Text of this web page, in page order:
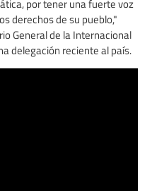
por tener una fuerte voz
derechos de su pueblo,"
General de la Internacional
delegación reciente al país.